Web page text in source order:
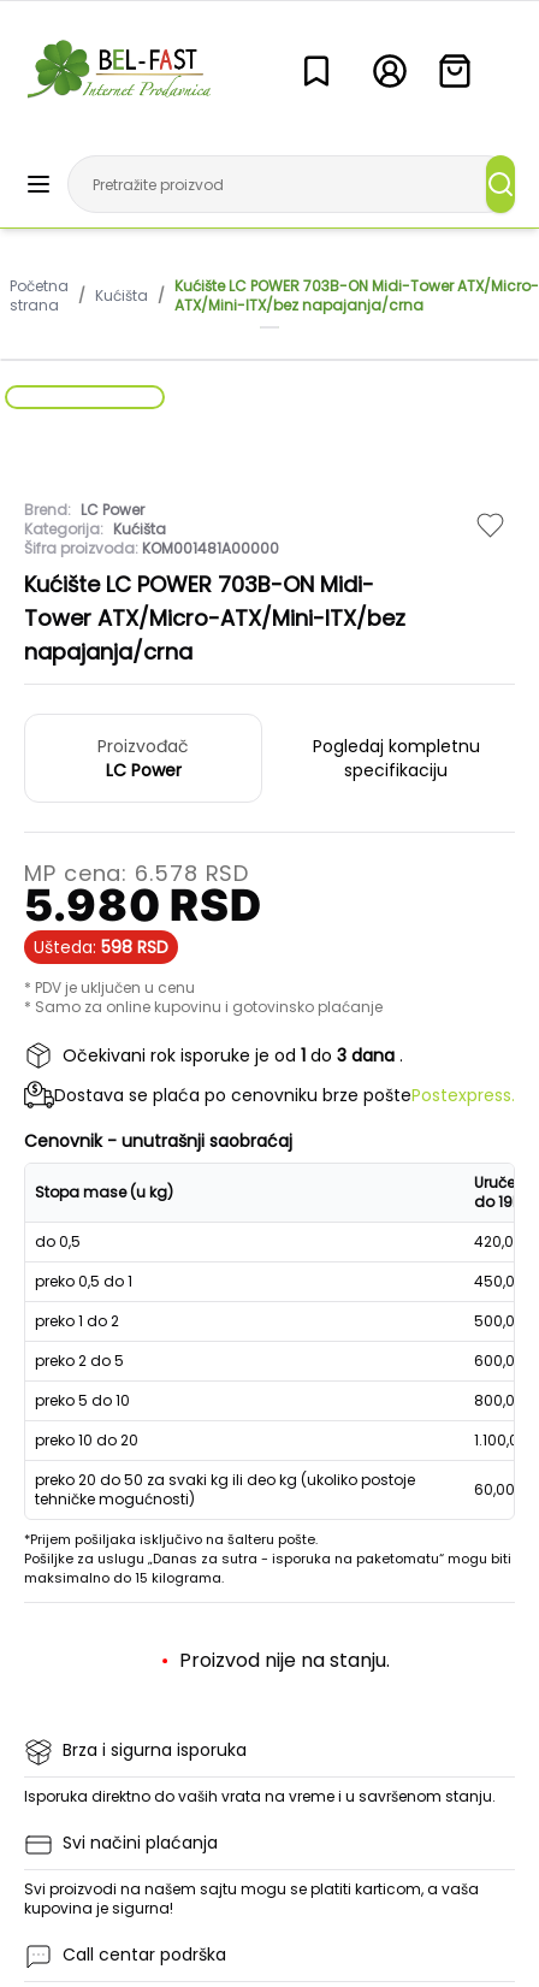
Početna
strana
/ Kućišta / Kućište LC POWER 703B-ON Midi-Tower ATX/Micro-
ATX/Mini-ITX/bez napajanja/crna
Brend: LC Power
Kategorija: Kućišta
Šifra proizvoda: KOM001481A00000
Kućište LC POWER 703B-ON Midi-
Tower ATX/Micro-ATX/Mini-ITX/bez
napajanja/crna
Proizvođač
LC Power
Pogledaj kompletnu
specifikaciju
MP cena: 6.578 RSD
5.980 RSD
Ušteda: 598 RSD
* PDV je uključen u cenu
* Samo za online kupovinu i gotovinsko plaćanje
Očekivani rok isporuke je od 1 do 3 dana .
Dostava se plaća po cenovniku brze poštePostexpress.
Cenovnik - unutrašnji saobraćaj
Stopa mase (u kg)
Uručenje
do 19h
do 0,5
420,00
preko 0,5 do 1
450,00
preko 1 do 2
500,00
preko 2 do 5
600,00
preko 5 do 10
800,00
preko 10 do 20
1.100,00
preko 20 do 50 za svaki kg ili deo kg (ukoliko postoje
tehničke mogućnosti)
60,00
*Prijem pošiljaka isključivo na šalteru pošte.
Pošiljke za uslugu „Danas za sutra - isporuka na paketomatu“ mogu biti
maksimalno do 15 kilograma.
Proizvod nije na stanju.
Brza i sigurna isporuka
Isporuka direktno do vaših vrata na vreme i u savršenom stanju.
Svi načini plaćanja
Svi proizvodi na našem sajtu mogu se platiti karticom, a vaša
kupovina je sigurna!
Call centar podrška